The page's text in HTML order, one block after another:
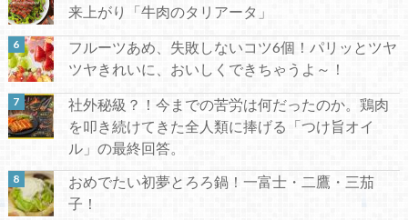
来上がり「牛肉のタリアータ」
フルーツあめ、失敗しないコツ6個！パリッとツヤ
ツヤきれいに、おいしくできちゃうよ～！
社外秘級？！今までの苦労は何だったのか。鶏肉
を叩き続けてきた全人類に捧げる「つけ旨オイ
ル」の最終回答。
おめでたい初夢とろろ鍋！一富士・二鷹・三茄
子！